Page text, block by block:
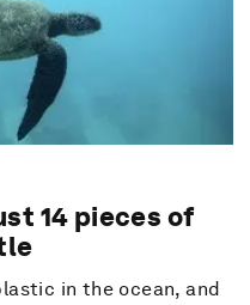
14 pieces of
in the ocean, and